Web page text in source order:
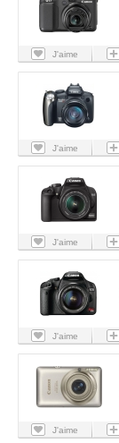
J'aime
J'aime
J'aime
J'aime
J'aime